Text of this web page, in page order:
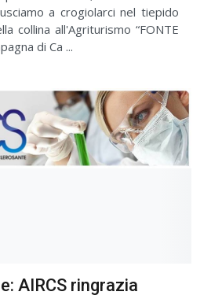
a crogiolarci nel tiepido
collina all'Agriturismo “FONTE
di Ca ...
AIRCS ringrazia